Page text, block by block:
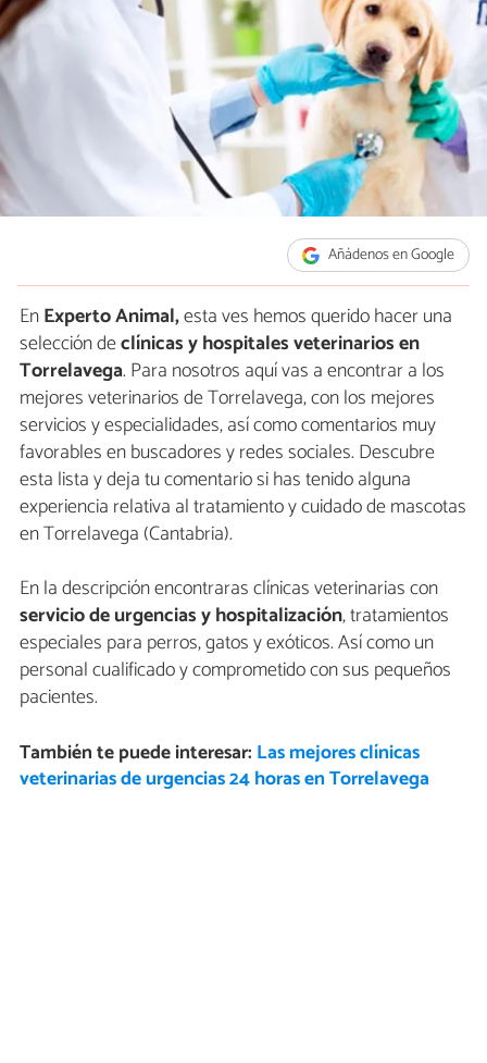
Añádenos en Google
EnExperto Animal,esta ves hemos querido hacer una
selección declínicas y hospitales veterinarios en
Torrelavega. Para nosotros aquí vas a encontrar a los
mejores veterinarios de Torrelavega, con los mejores
servicios y especialidades, así como comentarios muy
favorables en buscadores y redes sociales. Descubre
esta lista y deja tu comentario si has tenido alguna
experiencia relativa al tratamiento y cuidado de mascotas
en Torrelavega (Cantabria).
En la descripción encontraras clínicas veterinarias con
servicio de urgencias y hospitalización, tratamientos
especiales para perros, gatos y exóticos. Así como un
personal cualificado y comprometido con sus pequeños
pacientes.
También te puede interesar: Las mejores clínicas
veterinarias de urgencias 24 horas en Torrelavega